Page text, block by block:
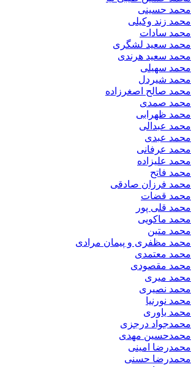
محمد حسینی
محمد زند وکیلی
محمد سادات
محمد سعید لشگری
محمد سعید هرندی
محمد سهیلی
​محمد شیردل
محمد صالح اصغرزاده
محمد صمدی
محمد ظهرابی
محمد عبدالی
محمد عبدی
محمد عرفانی
محمد علیزاده
محمد فاتح
محمد فرزان صادقی
محمد قضات
محمد قلی پور
محمد ماکویی
محمد متین
محمد مظفری و پیمان مرادی
محمد معتمدی
محمد مقصودی
محمد میری
محمد نصیری
محمد نورنیا
محمد یاوری
محمدجواد درجزی
محمدحسین مهدی
محمدرضا امینی
محمدرضا حسنی